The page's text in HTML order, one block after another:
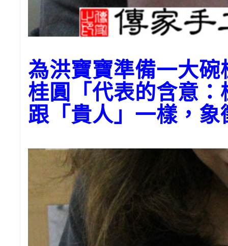
為洪寶寶準備一大碗
桂圓「代表的含意
跟「貴人」一樣，